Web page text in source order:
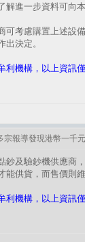
解進一步資料可向
可考慮購置上述設
出決定。
利機構，以上資訊僅
宗報導發現港幣一千
鈔及驗鈔機供應商
能供貨，而售價則維
利機構，以上資訊僅